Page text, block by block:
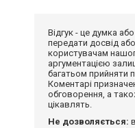
Відгук - це думка
передати досвід
користувачам
аргументацією
багатьом прийняти
Коментарі
обговорення, а
цікавлять.
Не дозволяється: